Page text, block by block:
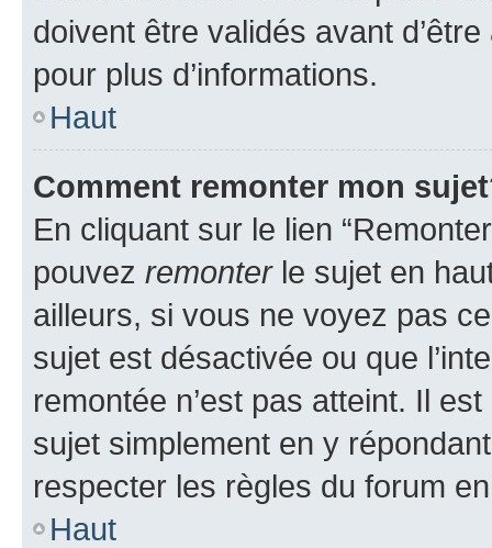
doivent être validés avant
pour plus d’informations.
Haut
Comment remonter mon
En cliquant sur le lien
pouvez remonterle sujet en
ailleurs, si vous ne voyez pas
sujet est désactivée ou que
remontée n’est pas atteint. Il
sujet simplement en y
respecter les règles du forum
Haut